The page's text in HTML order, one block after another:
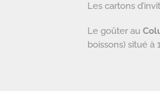
Les cartons
Le goûter au
boissons) situé à